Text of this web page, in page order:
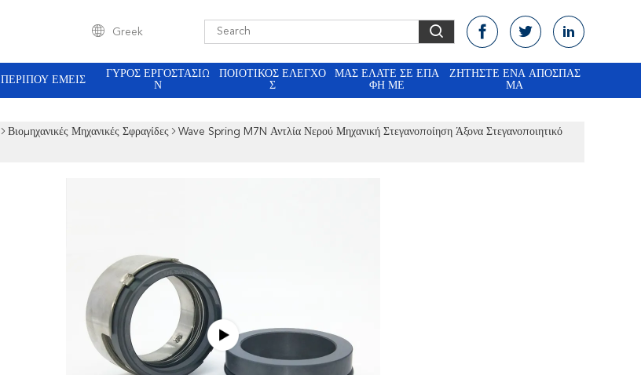
Greek
ΠΕΡΊΠΟΥ ΕΜΕΊΣ
ΓΎΡΟΣ ΕΡΓΟΣΤΑΣΊΩ
Ν
ΠΟΙΟΤΙΚΌΣ ΈΛΕΓΧΟ
Σ
ΜΑΣ ΕΛΆΤΕ ΣΕ ΕΠΑ
ΦΉ ΜΕ
ΖΗΤΉΣΤΕ ΈΝΑ ΑΠΌΣΠΑΣ
ΜΑ
Βιομηχανικές Μηχανικές Σφραγίδες
Wave Spring M7N Αντλία Νερού Μηχανική Στεγανοποίηση Άξονα Στεγανοποιητικό